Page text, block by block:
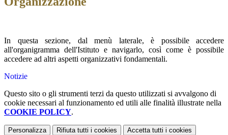
In questa sezione, dal menù laterale, è possibile accedere
all'organigramma dell'Istituto e navigarlo, così come è possibile
accedere ad altri aspetti organizzativi fondamentali.
Notizie
Questo sito o gli strumenti terzi da questo utilizzati si avvalgono di
cookie necessari al funzionamento ed utili alle finalità illustrate nella
COOKIE POLICY.
Personalizza Rifiuta tutti i cookies Accetta tutti i cookies